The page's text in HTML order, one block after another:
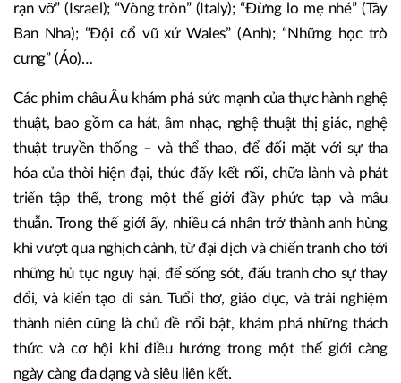
rạn vỡ” (Israel); “Vòng tròn” (Italy); “Đừng lo mẹ nhé” (Tây
Ban Nha); “Đội cổ vũ xứ Wales” (Anh); “Những học trò
cưng” (Áo)…
Các phim châu Âu khám phá sức mạnh của thực hành nghệ
thuật, bao gồm ca hát, âm nhạc, nghệ thuật thị giác, nghệ
thuật truyền thống – và thể thao, để đối mặt với sự tha
hóa của thời hiện đại, thúc đẩy kết nối, chữa lành và phát
triển tập thể, trong một thế giới đầy phức tạp và mâu
thuẫn. Trong thế giới ấy, nhiều cá nhân trở thành anh hùng
khi vượt qua nghịch cảnh, từ đại dịch và chiến tranh cho tới
những hủ tục nguy hại, để sống sót, đấu tranh cho sự thay
đổi, và kiến tạo di sản. Tuổi thơ, giáo dục, và trải nghiệm
thành niên cũng là chủ đề nổi bật, khám phá những thách
thức và cơ hội khi điều hướng trong một thế giới càng
ngày càng đa dạng và siêu liên kết.